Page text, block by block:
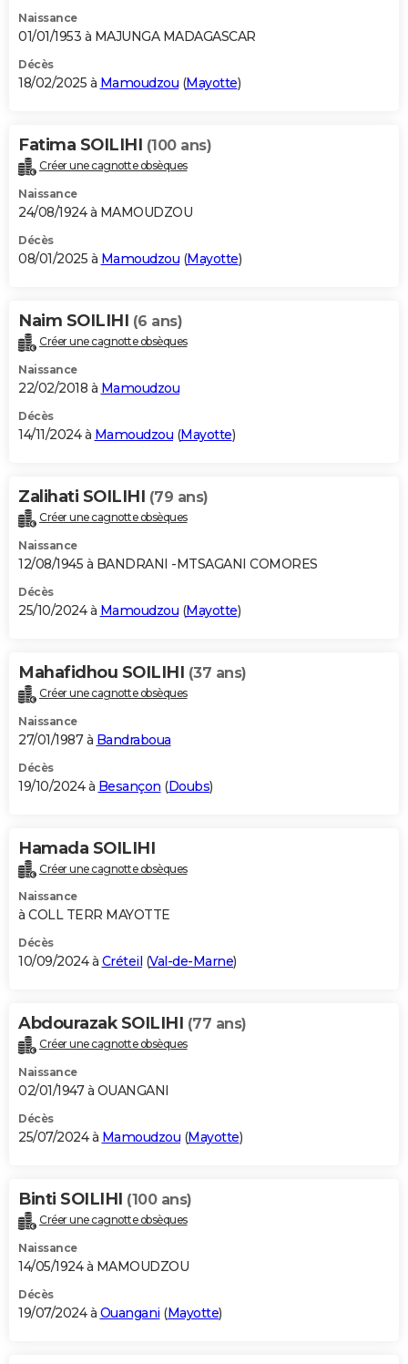
Naissance
01/01/1953 à MAJUNGA MADAGASCAR
Décès
18/02/2025 à Mamoudzou (Mayotte)
Fatima SOILIHI (100 ans)
Créer une cagnotte obsèques
Naissance
24/08/1924 à MAMOUDZOU
Décès
08/01/2025 à Mamoudzou (Mayotte)
Naim SOILIHI (6 ans)
Créer une cagnotte obsèques
Naissance
22/02/2018 à Mamoudzou
Décès
14/11/2024 à Mamoudzou (Mayotte)
Zalihati SOILIHI (79 ans)
Créer une cagnotte obsèques
Naissance
12/08/1945 à BANDRANI -MTSAGANI COMORES
Décès
25/10/2024 à Mamoudzou (Mayotte)
Mahafidhou SOILIHI (37 ans)
Créer une cagnotte obsèques
Naissance
27/01/1987 à Bandraboua
Décès
19/10/2024 à Besançon (Doubs)
Hamada SOILIHI
Créer une cagnotte obsèques
Naissance
à COLL TERR MAYOTTE
Décès
10/09/2024 à Créteil (Val-de-Marne)
Abdourazak SOILIHI (77 ans)
Créer une cagnotte obsèques
Naissance
02/01/1947 à OUANGANI
Décès
25/07/2024 à Mamoudzou (Mayotte)
Binti SOILIHI (100 ans)
Créer une cagnotte obsèques
Naissance
14/05/1924 à MAMOUDZOU
Décès
19/07/2024 à Ouangani (Mayotte)